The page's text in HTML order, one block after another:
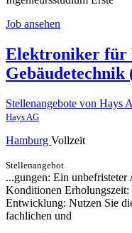
Job ansehen
Elektroniker für
Gebäudetechnik
Stellenangebote von Hays
Hays AG
Hamburg Vollzeit
Stellenangebot
...gungen: Ein
Konditionen Erholungszeit:
Entwicklung: Nutzen Sie
fachlichen und